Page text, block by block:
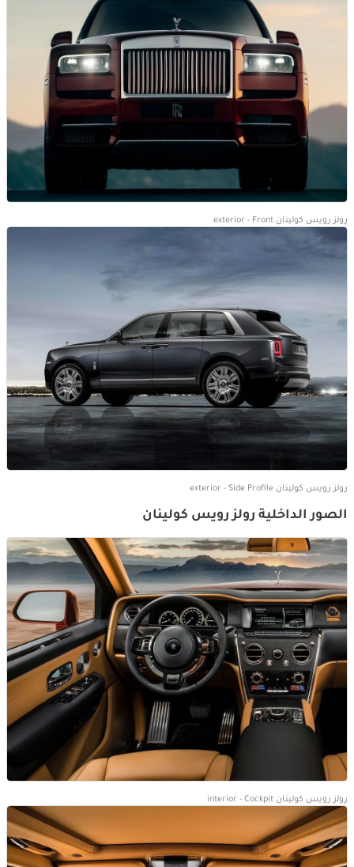
رولز رويس كولينان exterior - Front
رولز رويس كولينان exterior - Side Profile
الصور الداخلية رولز رويس كولينان
رولز رويس كولينان interior - Cockpit